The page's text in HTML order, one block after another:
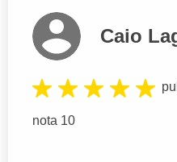
Caio
nota 10